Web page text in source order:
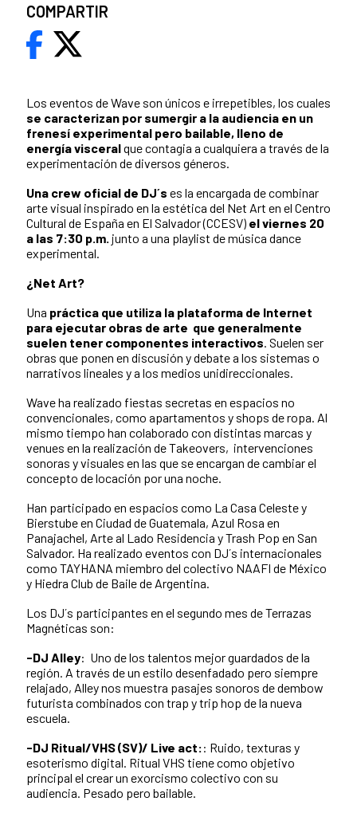
Los eventos de Wave son únicos e irrepetibles, los cuales
se caracterizan por sumergir a la audiencia en un
frenesí experimental pero bailable, lleno de
energía visceralque contagia a cualquiera a través de la
experimentación de diversos géneros.
Una crew oficial de DJ´s es la encargada de combinar
arte visual inspirado en la estética del Net Art en el Centro
Cultural de España en El Salvador (CCESV) el viernes 20
a las 7:30 p.m. junto a una playlist de música dance
experimental.
¿Net Art?
Una práctica que utiliza la plataforma de Internet
para ejecutar obras de arte que generalmente
suelen tener componentes interactivos. Suelen ser
obras que ponen en discusión y debate a los sistemas o
narrativos lineales y a los medios unidireccionales.
Wave ha realizado fiestas secretas en espacios no
convencionales, como apartamentos y shops de ropa. Al
mismo tiempo han colaborado con distintas marcas y
venues en la realización de Takeovers, intervenciones
sonoras y visuales en las que se encargan de cambiar el
concepto de locación por una noche.
Han participado en espacios como La Casa Celeste y
Bierstube en Ciudad de Guatemala, Azul Rosa en
Panajachel, Arte al Lado Residencia y Trash Pop en San
Salvador. Ha realizado eventos con DJ´s internacionales
como TAYHANA miembro del colectivo NAAFI de México
y Hiedra Club de Baile de Argentina.
Los DJ´s participantes en el segundo mes de Terrazas
Magnéticas son:
-DJ Alley: Uno de los talentos mejor guardados de la
región. A través de un estilo desenfadado pero siempre
relajado, Alley nos muestra pasajes sonoros de dembow
futurista combinados con trap y trip hop de la nueva
escuela.
-DJ Ritual/VHS (SV)/ Live act:: Ruido, texturas y
esoterismo digital. Ritual VHS tiene como objetivo
principal el crear un exorcismo colectivo con su
audiencia. Pesado pero bailable.
COMPARTIR